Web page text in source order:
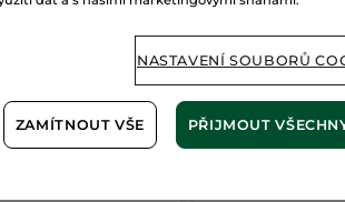
NASTAVENÍ SOUBORŮ
ZAMÍTNOUT VŠE PŘIJMOUT